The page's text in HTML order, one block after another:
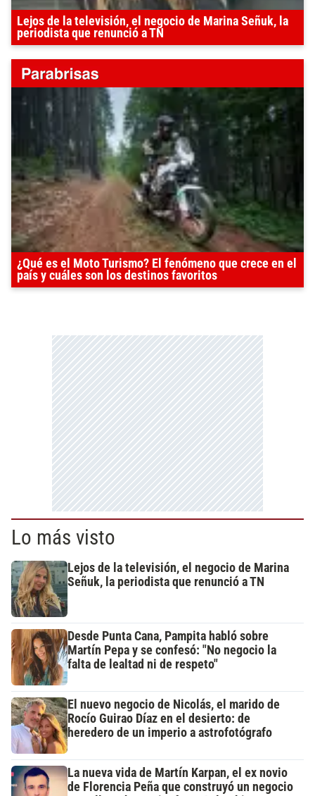
Lejos de la televisión, el negocio de Marina Señuk, la
periodista que renunció a TN
¿Qué es el Moto Turismo? El fenómeno que crece en el
país y cuáles son los destinos favoritos
Lo más visto
Lejos de la televisión, el negocio de Marina
Señuk, la periodista que renunció a TN
Desde Punta Cana, Pampita habló sobre
Martín Pepa y se confesó: "No negocio la
falta de lealtad ni de respeto"
El nuevo negocio de Nicolás, el marido de
Rocío Guirao Díaz en el desierto: de
heredero de un imperio a astrofotógrafo
La nueva vida de Martín Karpan, el ex novio
de Florencia Peña que construyó un negocio